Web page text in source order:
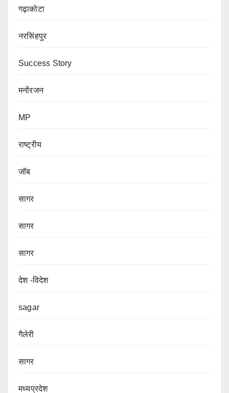
गढ़ाकोटा
नरसिंहपुर
Success Story
मनोंरजन
MP
राष्ट्रीय
जॉब
सागर
सागर
सागर
देश -विदेश
sagar
गैलेरी
सागर
मध्यप्रदेश